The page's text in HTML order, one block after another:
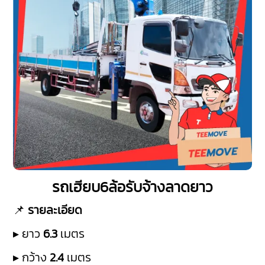
รถเฮียบ6ล้อรับจ้างลาดยาว
📌 รายละเอียด
▸ ยาว 6.3 เมตร
▸ กว้าง 2.4 เมตร